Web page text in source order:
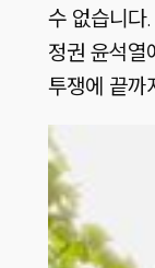
수 없습니다
정권 윤석열
투쟁에 끝까